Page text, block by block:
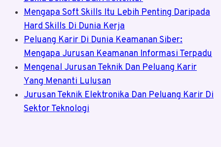
Mengapa Soft Skills Itu Lebih Penting Daripada
Hard Skills Di Dunia Kerja
Peluang Karir Di Dunia Keamanan Siber:
Mengapa Jurusan Keamanan Informasi Terpadu
Mengenal Jurusan Teknik Dan Peluang Karir
Yang Menanti Lulusan
Jurusan Teknik Elektronika Dan Peluang Karir Di
Sektor Teknologi